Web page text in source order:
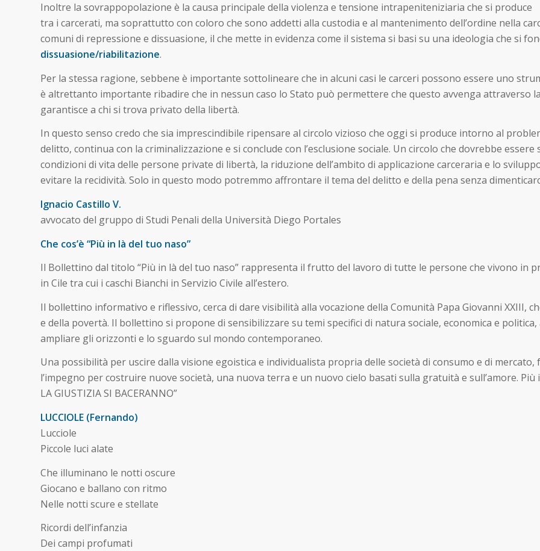
Inoltre la sovrappopolazione è la causa principale della violenza e tensione intrapeniteniziaria che si produce
tra i carcerati, ma soprattutto con coloro che sono addetti alla custodia e al mantenimento dell’ordine nella
comuni di repressione e dissuasione, il che mette in evidenza come il sistema si basi su una ideologia che si
dissuasione/riabilitazione.
Per la stessa ragione, sebbene è importante sottolineare che in alcuni casi le carceri possono essere uno
è altrettanto importante ribadire che in nessun caso lo Stato può permettere che questo avvenga attraverso
garantisce a chi si trova privato della libertà.
In questo senso credo che sia imprescindibile ripensare al circolo vizioso che oggi si produce intorno al
delitto, continua con la criminalizzazione e si conclude con l’esclusione sociale. Un circolo che dovrebbe
condizioni di vita delle persone private di libertà, la riduzione dell’ambito di applicazione carceraria e lo
evitare la recidività. Solo in questo modo potremmo affrontare il tema del delitto e della pena senza
Ignacio Castillo V.
avvocato del gruppo di Studi Penali della Università Diego Portales
Che cos’è “Più in là del tuo naso”
Il Bollettino dal titolo “Più in là del tuo naso” rappresenta il frutto del lavoro di tutte le persone che vivono in
in Cile tra cui i caschi Bianchi in Servizio Civile all’estero.
Il bollettino informativo e riflessivo, cerca di dare visibilità alla vocazione della Comunità Papa Giovanni XXIII,
e della povertà. Il bollettino si propone di sensibilizzare su temi specifici di natura sociale, economica e
ampliare gli orizzonti e lo sguardo sul mondo contemporaneo.
Una possibilità per uscire dalla visione egoistica e individualista propria delle società di consumo e di
l’impegno per costruire nuove società, una nuova terra e un nuovo cielo basati sulla gratuità e sull’amore. Più
LA GIUSTIZIA SI BACERANNO”
LUCCIOLE (Fernando)
Lucciole
Piccole luci alate
Che illuminano le notti oscure
Giocano e ballano con ritmo
Nelle notti scure e stellate
Ricordi dell’infanzia
Dei campi profumati